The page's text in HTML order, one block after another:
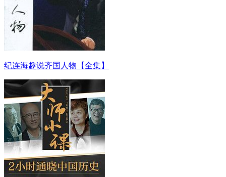
纪连海趣说齐国人物【全集】